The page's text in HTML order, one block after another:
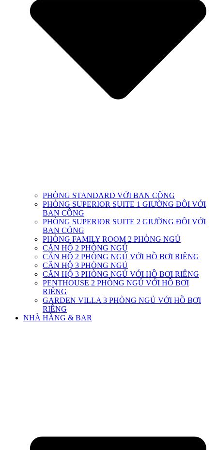
PHÒNG STANDARD VỚI BAN CÔNG
PHÒNG SUPERIOR SUITE 1 GIƯỜNG ĐÔI VỚI
BAN CÔNG
PHÒNG SUPERIOR SUITE 2 GIƯỜNG ĐÔI VỚI
BAN CÔNG
PHÒNG FAMILY ROOM 2 PHÒNG NGỦ
CĂN HỘ 2 PHÒNG NGỦ
CĂN HỘ 2 PHÒNG NGỦ VỚI HỒ BƠI RIÊNG
CĂN HỘ 3 PHÒNG NGỦ
CĂN HỘ 3 PHÒNG NGỦ VỚI HỒ BƠI RIÊNG
PENTHOUSE 2 PHÒNG NGỦ VỚI HỒ BƠI
RIÊNG
GARDEN VILLA 3 PHÒNG NGỦ VỚI HỒ BƠI
RIÊNG
NHÀ HÀNG & BAR